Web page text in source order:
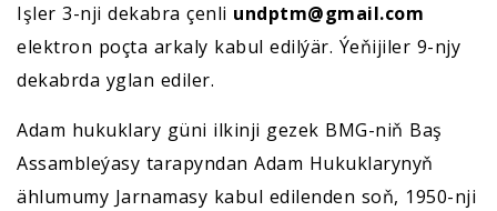
Işler 3-nji dekabra çenli undptm@gmail.com
elektron poçta arkaly kabul edilýär. Ýeňijiler 9-njy
dekabrda yglan ediler.
Adam hukuklary güni ilkinji gezek BMG-niň Baş
Assambleýasy tarapyndan Adam Hukuklarynyň
ählumumy Jarnamasy kabul edilenden soň, 1950-nji